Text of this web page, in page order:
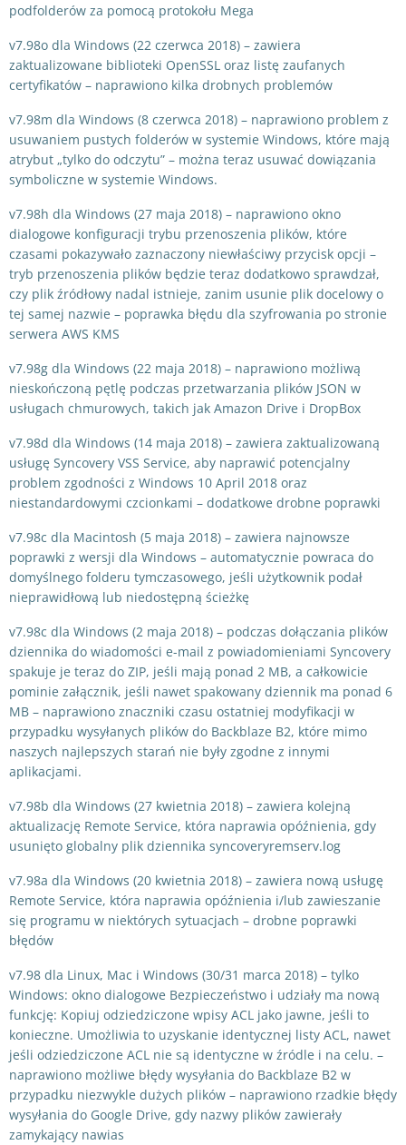
podfolderów za pomocą protokołu Mega
v7.98o dla Windows (22 czerwca 2018) – zawiera
zaktualizowane biblioteki OpenSSL oraz listę zaufanych
certyfikatów – naprawiono kilka drobnych problemów
v7.98m dla Windows (8 czerwca 2018) – naprawiono problem z
usuwaniem pustych folderów w systemie Windows, które mają
atrybut „tylko do odczytu” – można teraz usuwać dowiązania
symboliczne w systemie Windows.
v7.98h dla Windows (27 maja 2018) – naprawiono okno
dialogowe konfiguracji trybu przenoszenia plików, które
czasami pokazywało zaznaczony niewłaściwy przycisk opcji –
tryb przenoszenia plików będzie teraz dodatkowo sprawdzał,
czy plik źródłowy nadal istnieje, zanim usunie plik docelowy o
tej samej nazwie – poprawka błędu dla szyfrowania po stronie
serwera AWS KMS
v7.98g dla Windows (22 maja 2018) – naprawiono możliwą
nieskończoną pętlę podczas przetwarzania plików JSON w
usługach chmurowych, takich jak Amazon Drive i DropBox
v7.98d dla Windows (14 maja 2018) – zawiera zaktualizowaną
usługę Syncovery VSS Service, aby naprawić potencjalny
problem zgodności z Windows 10 April 2018 oraz
niestandardowymi czcionkami – dodatkowe drobne poprawki
v7.98c dla Macintosh (5 maja 2018) – zawiera najnowsze
poprawki z wersji dla Windows – automatycznie powraca do
domyślnego folderu tymczasowego, jeśli użytkownik podał
nieprawidłową lub niedostępną ścieżkę
v7.98c dla Windows (2 maja 2018) – podczas dołączania plików
dziennika do wiadomości e-mail z powiadomieniami Syncovery
spakuje je teraz do ZIP, jeśli mają ponad 2 MB, a całkowicie
pominie załącznik, jeśli nawet spakowany dziennik ma ponad 6
MB – naprawiono znaczniki czasu ostatniej modyfikacji w
przypadku wysyłanych plików do Backblaze B2, które mimo
naszych najlepszych starań nie były zgodne z innymi
aplikacjami.
v7.98b dla Windows (27 kwietnia 2018) – zawiera kolejną
aktualizację Remote Service, która naprawia opóźnienia, gdy
usunięto globalny plik dziennika syncoveryremserv.log
v7.98a dla Windows (20 kwietnia 2018) – zawiera nową usługę
Remote Service, która naprawia opóźnienia i/lub zawieszanie
się programu w niektórych sytuacjach – drobne poprawki
błędów
v7.98 dla Linux, Mac i Windows (30/31 marca 2018) – tylko
Windows: okno dialogowe Bezpieczeństwo i udziały ma nową
funkcję: Kopiuj odziedziczone wpisy ACL jako jawne, jeśli to
konieczne. Umożliwia to uzyskanie identycznej listy ACL, nawet
jeśli odziedziczone ACL nie są identyczne w źródle i na celu. –
naprawiono możliwe błędy wysyłania do Backblaze B2 w
przypadku niezwykle dużych plików – naprawiono rzadkie błędy
wysyłania do Google Drive, gdy nazwy plików zawierały
zamykający nawias